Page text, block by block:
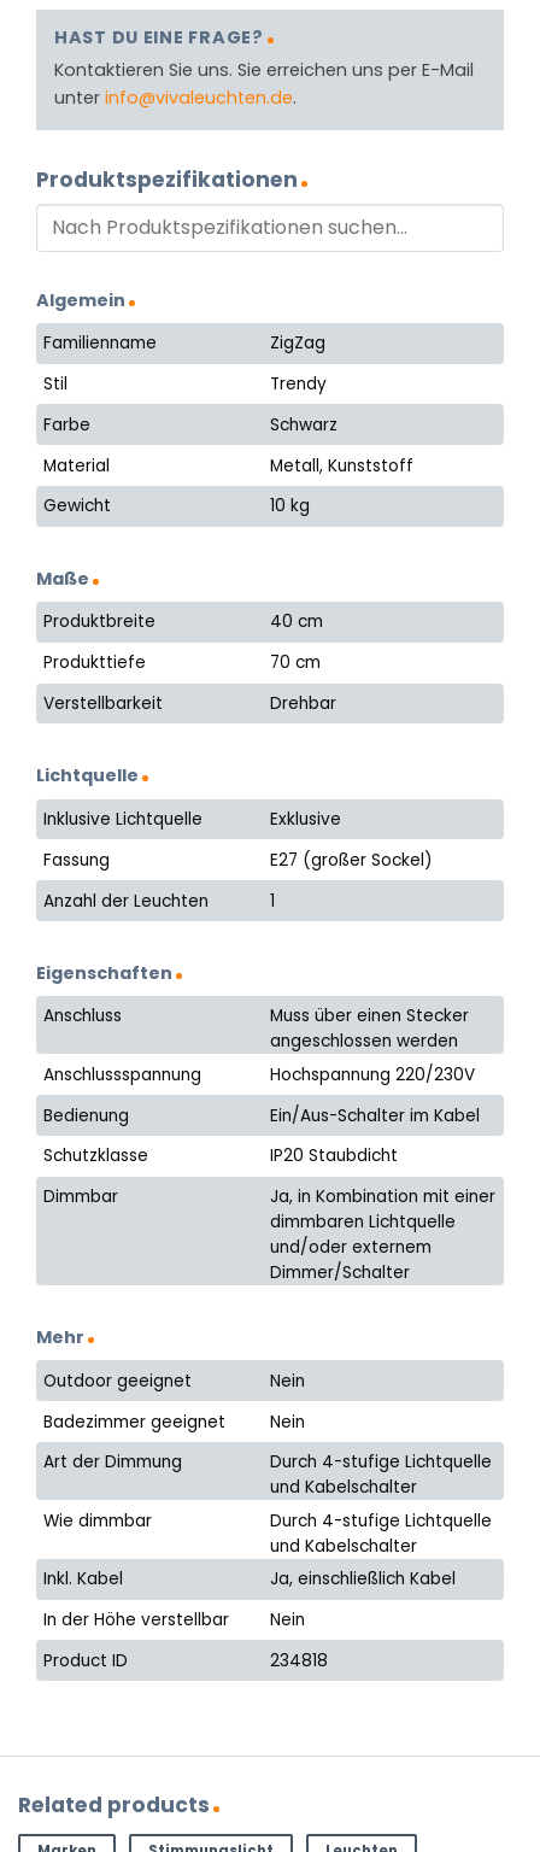
HAST DU EINE FRAGE?
Kontaktieren Sie uns. Sie erreichen uns per E-Mail
unter info@vivaleuchten.de.
Produktspezifikationen
Algemein
Familienname
ZigZag
Stil
Trendy
Farbe
Schwarz
Material
Metall, Kunststoff
Gewicht
10 kg
Maße
Produktbreite
40 cm
Produkttiefe
70 cm
Verstellbarkeit
Drehbar
Lichtquelle
Inklusive Lichtquelle
Exklusive
Fassung
E27 (großer Sockel)
Anzahl der Leuchten
1
Eigenschaften
Anschluss
Muss über einen Stecker
angeschlossen werden
Anschlussspannung
Hochspannung 220/230V
Bedienung
Ein/Aus-Schalter im Kabel
Schutzklasse
IP20 Staubdicht
Dimmbar
Ja, in Kombination mit einer
dimmbaren Lichtquelle
und/oder externem
Dimmer/Schalter
Mehr
Outdoor geeignet
Nein
Badezimmer geeignet
Nein
Art der Dimmung
Durch 4-stufige Lichtquelle
und Kabelschalter
Wie dimmbar
Durch 4-stufige Lichtquelle
und Kabelschalter
Inkl. Kabel
Ja, einschließlich Kabel
In der Höhe verstellbar
Nein
Product ID
234818
Related products